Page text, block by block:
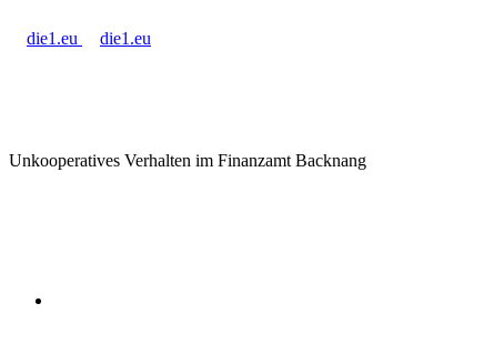
Unkooperatives Verhalten im Finanzamt Backnang